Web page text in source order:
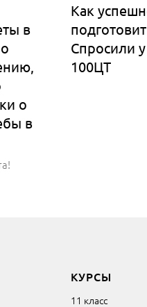
в
о
в
Как
Спросили
100ЦТ
КУРСЫ
11 класс